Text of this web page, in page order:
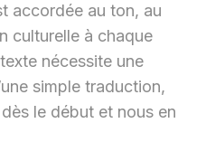
accordée au ton, au
culturelle à chaque
nécessite une
simple traduction,
le début et nous en